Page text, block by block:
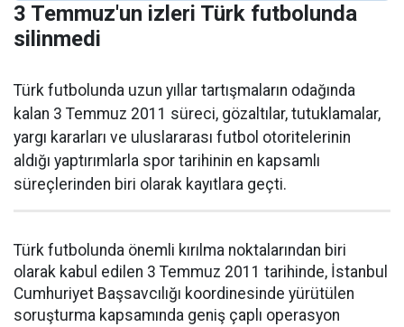
3 Temmuz'un izleri Türk futbolunda
silinmedi
Türk futbolunda uzun yıllar tartışmaların odağında
kalan 3 Temmuz 2011 süreci, gözaltılar, tutuklamalar,
yargı kararları ve uluslararası futbol otoritelerinin
aldığı yaptırımlarla spor tarihinin en kapsamlı
süreçlerinden biri olarak kayıtlara geçti.
Türk futbolunda önemli kırılma noktalarından biri
olarak kabul edilen 3 Temmuz 2011 tarihinde, İstanbul
Cumhuriyet Başsavcılığı koordinesinde yürütülen
soruşturma kapsamında geniş çaplı operasyon